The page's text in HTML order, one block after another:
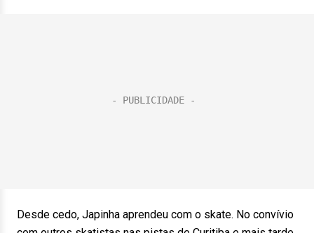
Desde cedo, Japinha aprendeu com o skate. No convívio